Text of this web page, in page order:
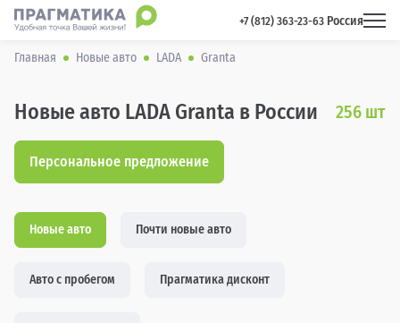
+7 (812) 363-23-63 Россия
Главная Новые авто LADA Granta
Новые авто LADA Granta в России 256 шт
Персональное предложение
Новые авто Почти новые авто
Авто с пробегом Прагматика дисконт